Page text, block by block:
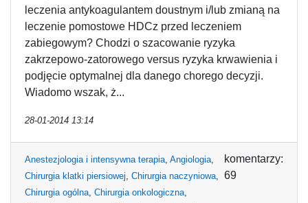
leczenia antykoagulantem doustnym i/lub zmianą na
leczenie pomostowe HDCz przed leczeniem
zabiegowym? Chodzi o szacowanie ryzyka
zakrzepowo-zatorowego versus ryzyka krwawienia i
podjęcie optymalnej dla danego chorego decyzji.
Wiadomo wszak, ż...
28-01-2014 13:14
Anestezjologia i intensywna terapia, Angiologia,
Chirurgia klatki piersiowej, Chirurgia naczyniowa,
Chirurgia ogólna, Chirurgia onkologiczna,
komentarzy:
69